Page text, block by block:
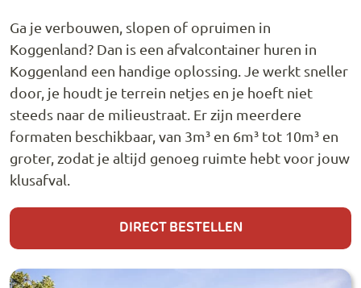
Ga je verbouwen, slopen of opruimen in
Koggenland? Dan is een afvalcontainer huren in
Koggenland een handige oplossing. Je werkt sneller
door, je houdt je terrein netjes en je hoeft niet
steeds naar de milieustraat. Er zijn meerdere
formaten beschikbaar, van 3m³ en 6m³ tot 10m³ en
groter, zodat je altijd genoeg ruimte hebt voor jouw
klusafval.
DIRECT BESTELLEN